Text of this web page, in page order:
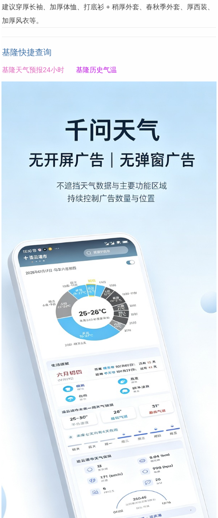
建议穿厚长袖、加厚体恤、打底衫 + 稍厚外套、春秋季外套、厚西装、
加厚风衣等。
基隆快捷查询
基隆天气预报24小时 基隆历史气温